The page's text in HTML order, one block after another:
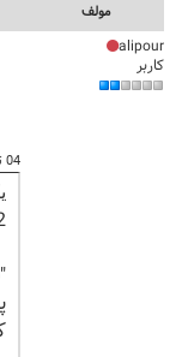
مولف
alipour
کاربر
04 تیر 1390 10:29 ق.ظ